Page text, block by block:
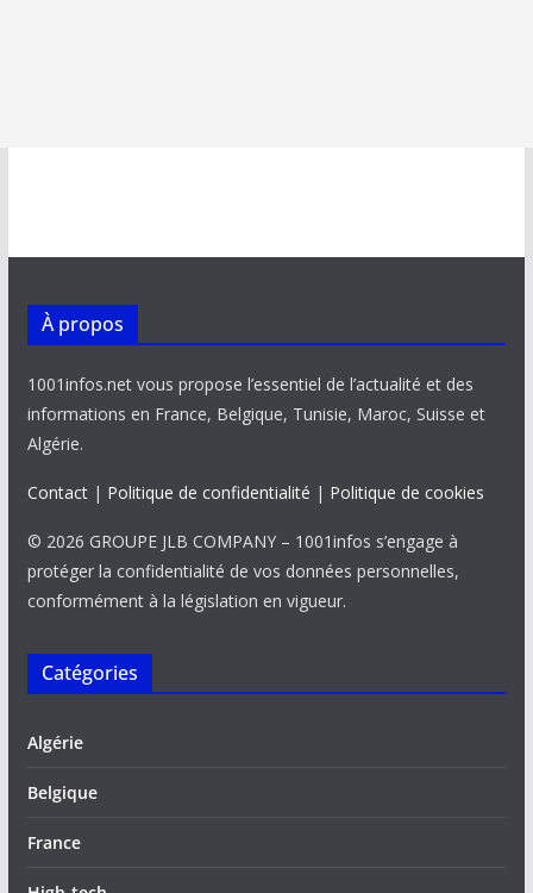
À propos
1001infos.net vous propose l’essentiel de l’actualité et des
informations en France, Belgique, Tunisie, Maroc, Suisse et
Algérie.
Contact| Politique de confidentialité | Politique de cookies
© 2026 GROUPE JLB COMPANY – 1001infos s’engage à
protéger la confidentialité de vos données personnelles,
conformément à la législation en vigueur.
Catégories
Algérie
Belgique
France